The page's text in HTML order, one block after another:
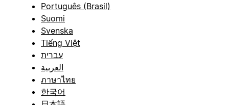
Português (Brasil)
Suomi
Svenska
Tiếng Việt
עברית
العربية
ภาษาไทย
한국어